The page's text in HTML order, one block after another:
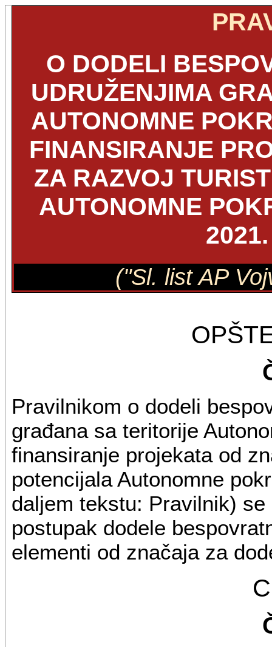
O DODELI
UDRUŽENJIMA
AUTONOMNE
FINANSIRANJE
ZA RAZVOJ
AUTONOMNE
("Sl. list AP
Pravilnikom o dodeli
građana sa teritorije
finansiranje projekata od
potencijala Autonomne
daljem tekstu: Pravilnik)
postupak dodele
elementi od značaja za